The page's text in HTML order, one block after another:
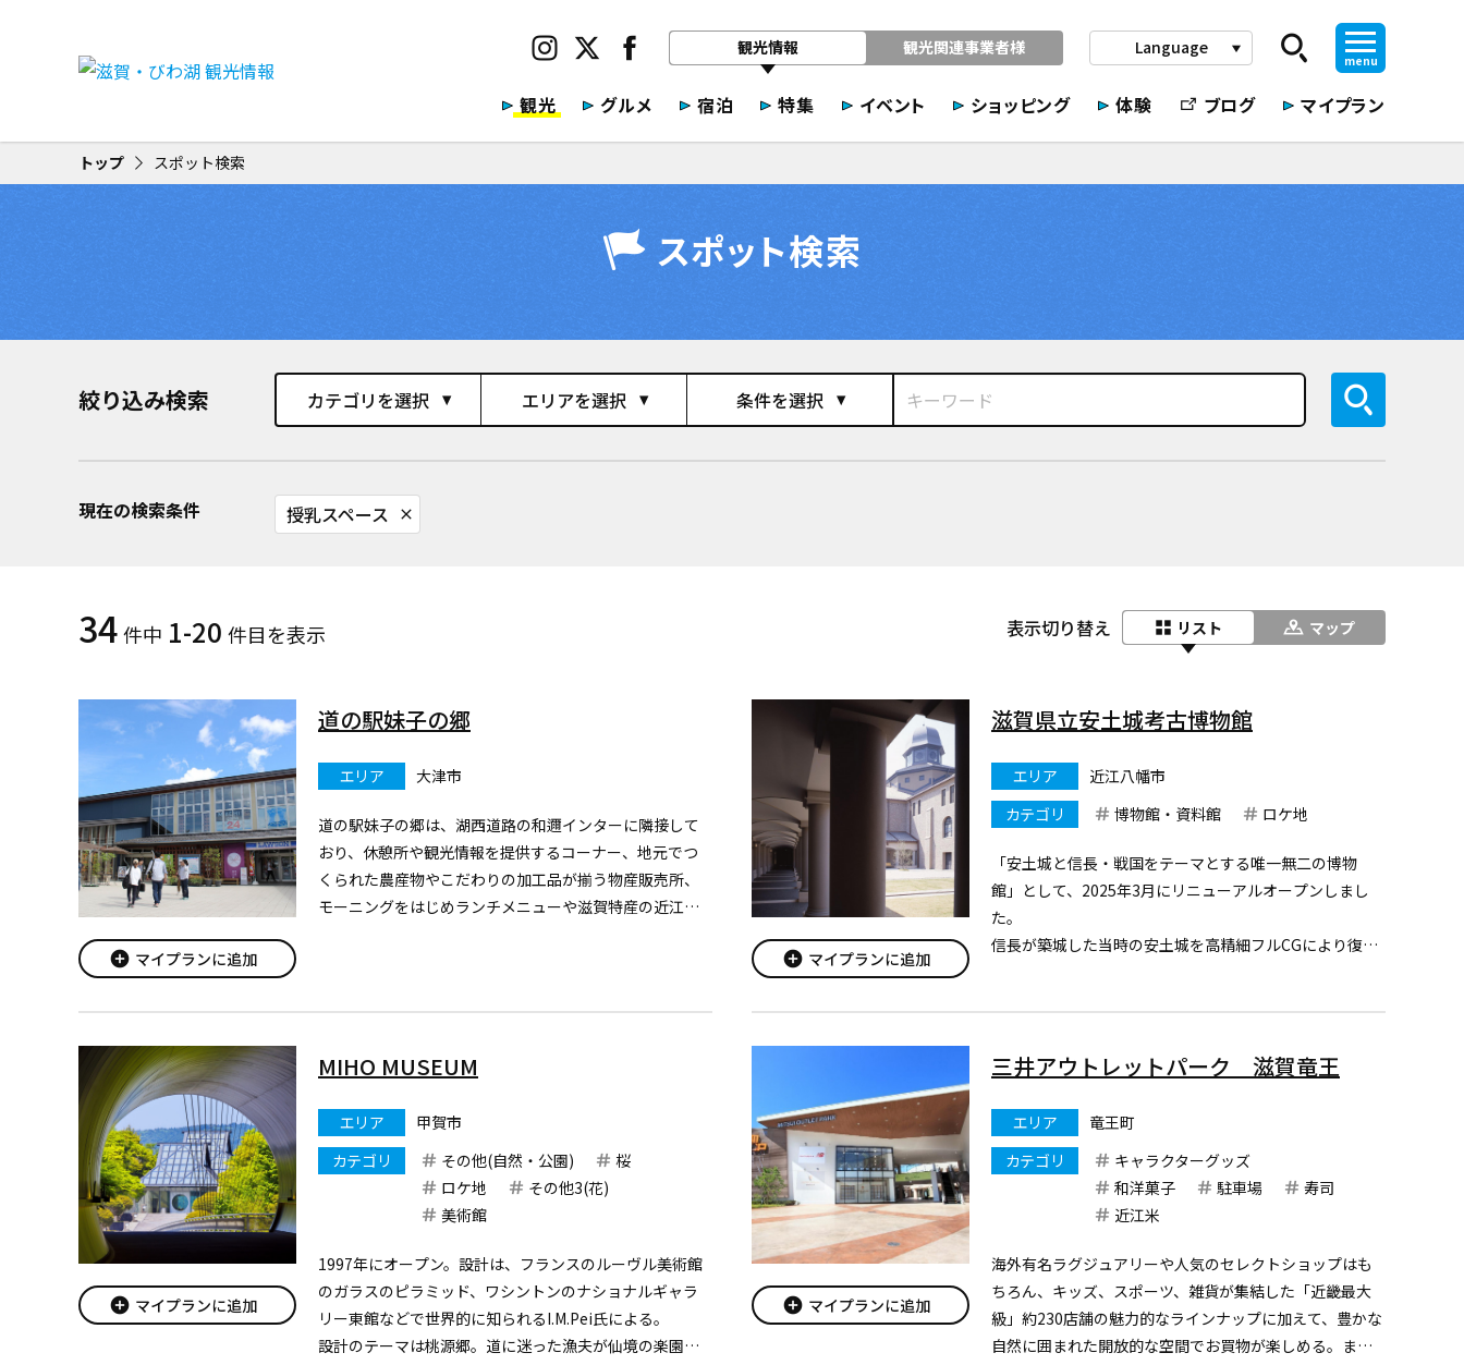
観光情報 観光関連事業者様 Language play_arrow
menu
観光 グルメ 宿泊 特集 イベント ショッピング 体験 ブログ マイプラン
トップ スポット検索
スポット検索
絞り込み検索 カテゴリを選択 play_arrow エリアを選択 play_arrow 条件を選択 play_arrow
現在の検索条件 授乳スペース close
34件中 1-20 件目を表示 表示切り替え リスト マップ
add_circle マイプランに追加
道の駅妹子の郷
エリア 大津市
道の駅妹子の郷は、湖西道路の和邇インターに隣接して
おり、休憩所や観光情報を提供するコーナー、地元でつ
くられた農産物やこだわりの加工品が揃う物産販売所、
モーニングをはじめランチメニューや滋賀特産の近江牛
add_circle マイプランに追加
滋賀県立安土城考古博物館
エリア
近江八幡市
カテゴリ
博物館・資料館 ロケ地
「安土城と信長・戦国をテーマとする唯一無二の博物
館」として、2025年3月にリニューアルオープンしまし
た。
信長が築城した当時の安土城を高精細フルCGにより復元
add_circle マイプランに追加
MIHO MUSEUM
エリア
甲賀市
カテゴリ
その他(自然・公園)
桜
ロケ地
その他3(花)
美術館
1997年にオープン。設計は、フランスのルーヴル美術館
のガラスのピラミッド、ワシントンのナショナルギャラ
リー東館などで世界的に知られるI.M.Pei氏による。
設計のテーマは桃源郷。道に迷った漁夫が仙境の楽園―
add_circle マイプランに追加
三井アウトレットパーク 滋賀竜王
エリア
竜王町
カテゴリ
キャラクターグッズ
和洋菓子
駐車場
寿司
近江米
海外有名ラグジュアリーや人気のセレクトショップはも
ちろん、キッズ、スポーツ、雑貨が集結した「近畿最大
級」約230店舗の魅力的なラインナップに加えて、豊かな
自然に囲まれた開放的な空間でお買物が楽しめる。ま